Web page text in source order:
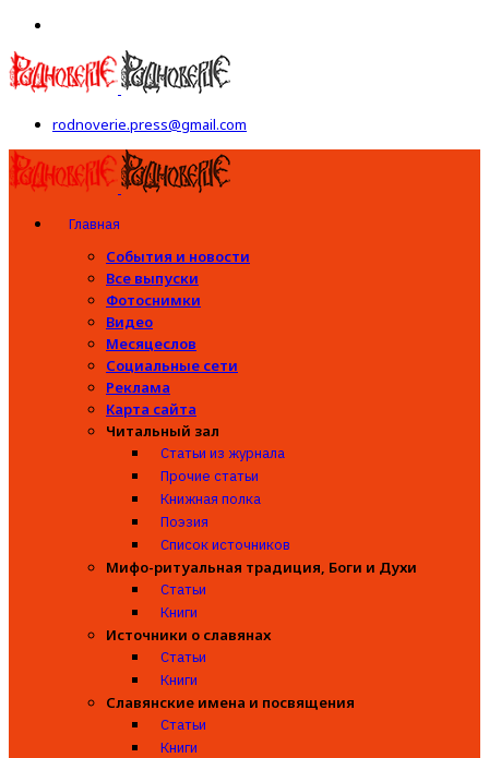
rodnoverie.press@gmail.com
Главная
События и новости
Все выпуски
Фотоснимки
Видео
Месяцеслов
Социальные сети
Реклама
Карта сайта
Читальный зал
Статьи из журнала
Прочие статьи
Книжная полка
Поэзия
Список источников
Мифо-ритуальная традиция, Боги и Духи
Статьи
Книги
Источники о славянах
Статьи
Книги
Славянские имена и посвящения
Статьи
Книги